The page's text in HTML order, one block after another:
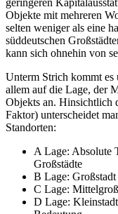
geringeren
Objekte mit mehreren
selten weniger als eine
süddeutschen
kann sich ohnehin von
Unterm Strich kommt
allem auf die Lage, der
Objekts an. Hinsichtlich
Faktor) unterscheidet
Standorten:
A Lage: Absolute
Großstädte
B Lage:
C Lage:
D Lage: